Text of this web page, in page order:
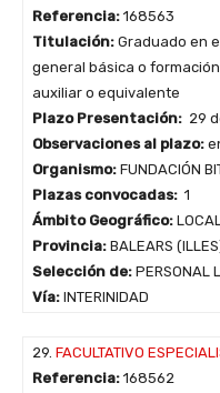
Referencia: 168563
Titulación: Graduado en
general básica o
auxiliar o equivalente
Plazo Presentación: 29
Observaciones al plazo:
Organismo: FUNDACIÓN
Plazas convocadas: 1
Ámbito Geográfico: LOCAL.
Provincia: BALEARS
Selección de: PERSONAL
Vía: INTERINIDAD
29. FACULTATIVO
Referencia: 168562